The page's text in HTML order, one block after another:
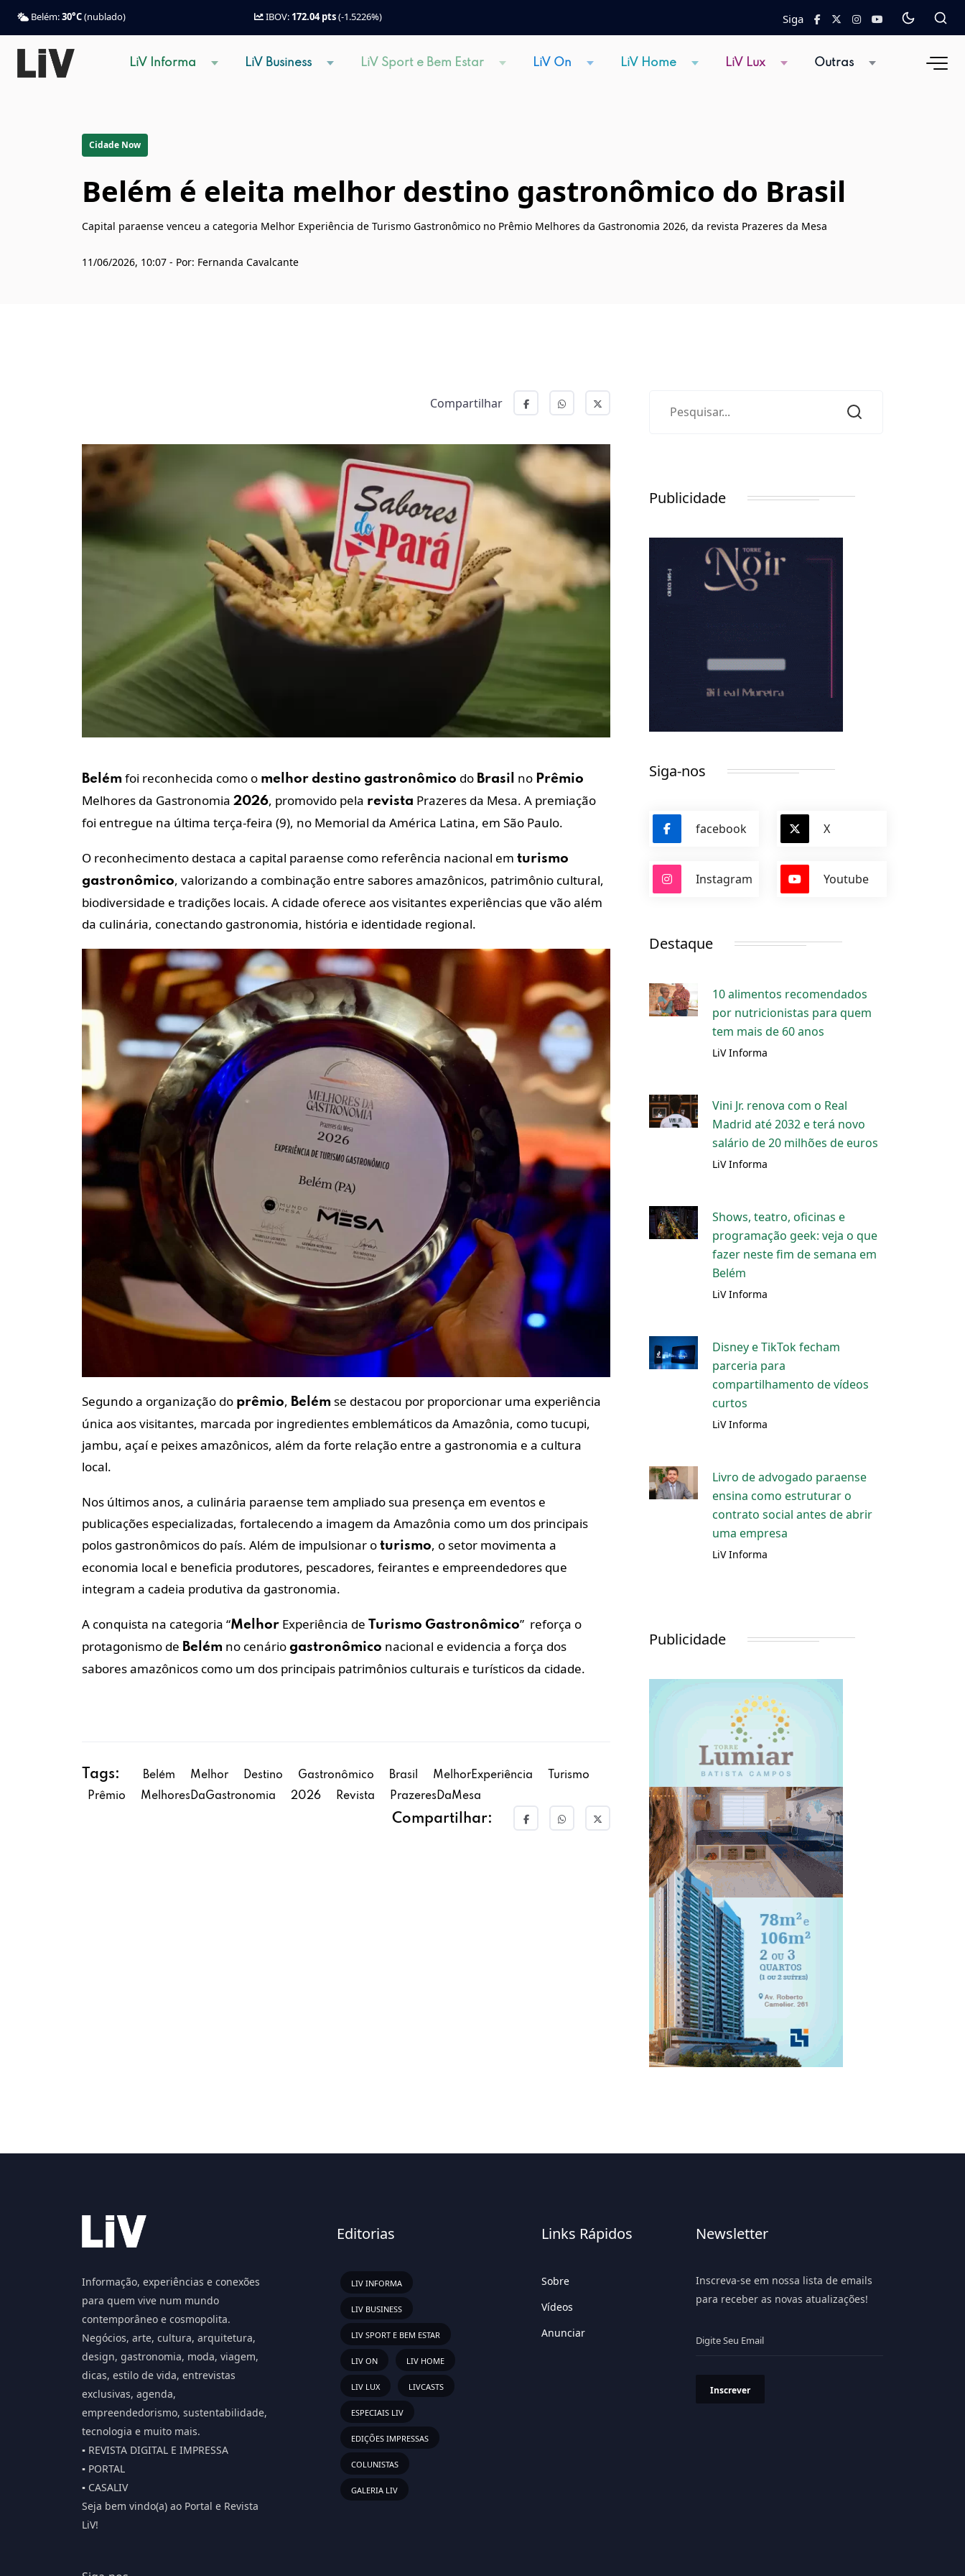
Belém:30°C(nublado) IBOV: 172.04 pts(-1.5226%) Siga
LiV Informa LiV Business LiV Sport e Bem Estar LiV On LiV Home LiV Lux Outras
Cidade Now
Belém é eleita melhor destino gastronômico do Brasil
Capital paraense venceu a categoria Melhor Experiência de Turismo Gastronômico no Prêmio Melhores da Gastronomia 2026, da revista Prazeres da Mesa
11/06/2026, 10:07 - Por: Fernanda Cavalcante
Compartilhar
Belém foi reconhecida como o melhor destino gastronômico do Brasil no Prêmio
Melhores da Gastronomia 2026, promovido pela revista Prazeres da Mesa. A premiação
foi entregue na última terça-feira (9), no Memorial da América Latina, em São Paulo.
O reconhecimento destaca a capital paraense como referência nacional em turismo
gastronômico, valorizando a combinação entre sabores amazônicos, patrimônio cultural,
biodiversidade e tradições locais. A cidade oferece aos visitantes experiências que vão além
da culinária, conectando gastronomia, história e identidade regional.
Segundo a organização do prêmio, Belém se destacou por proporcionar uma experiência
única aos visitantes, marcada por ingredientes emblemáticos da Amazônia, como tucupi,
jambu, açaí e peixes amazônicos, além da forte relação entre a gastronomia e a cultura
local.
Nos últimos anos, a culinária paraense tem ampliado sua presença em eventos e
publicações especializadas, fortalecendo a imagem da Amazônia como um dos principais
polos gastronômicos do país. Além de impulsionar o turismo, o setor movimenta a
economia local e beneficia produtores, pescadores, feirantes e empreendedores que
integram a cadeia produtiva da gastronomia.
A conquista na categoria “Melhor Experiência de Turismo Gastronômico” reforça o
protagonismo de Belém no cenário gastronômico nacional e evidencia a força dos
sabores amazônicos como um dos principais patrimônios culturais e turísticos da cidade.
Tags: Belém Melhor Destino Gastronômico Brasil MelhorExperiência
Turismo
Prêmio
MelhoresDaGastronomia 2026 Revista PrazeresDaMesa
Compartilhar:
Publicidade
Siga-nos
facebook X
Instagram Youtube
Destaque
10 alimentos recomendados
por nutricionistas para quem
tem mais de 60 anos
LiV Informa
Vini Jr. renova com o Real
Madrid até 2032 e terá novo
salário de 20 milhões de euros
LiV Informa
Shows, teatro, oficinas e
programação geek: veja o que
fazer neste fim de semana em
Belém
LiV Informa
Disney e TikTok fecham
parceria para
compartilhamento de vídeos
curtos
LiV Informa
Livro de advogado paraense
ensina como estruturar o
contrato social antes de abrir
uma empresa
LiV Informa
Publicidade
Informação, experiências e conexões
para quem vive num mundo
contemporâneo e cosmopolita.
Negócios, arte, cultura, arquitetura,
design, gastronomia, moda, viagem,
dicas, estilo de vida, entrevistas
exclusivas, agenda,
empreendedorismo, sustentabilidade,
tecnologia e muito mais.
▪️ REVISTA DIGITAL E IMPRESSA
▪️ PORTAL
▪️ CASALIV
Seja bem vindo(a) ao Portal e Revista
LiV!
Editorias
LIV INFORMA
LIV BUSINESS
LIV SPORT E BEM ESTAR
LIV ON LIV HOME
LIV LUX LIVCASTS
ESPECIAIS LIV
EDIÇÕES IMPRESSAS
COLUNISTAS
GALERIA LIV
Links Rápidos
Sobre
Vídeos
Anunciar
Newsletter
Inscreva-se em nossa lista de emails
para receber as novas atualizações!
Inscrever